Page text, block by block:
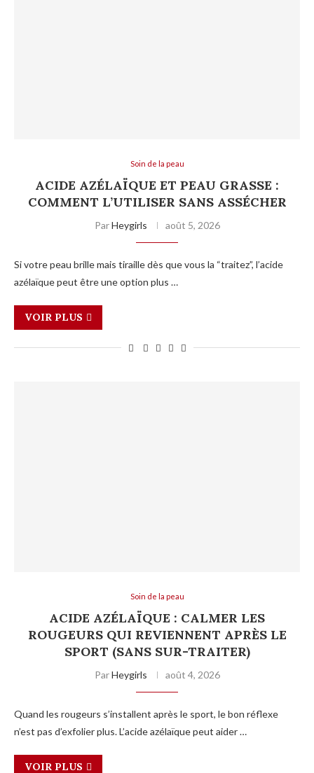
Soin de la peau
ACIDE AZÉLAÏQUE ET PEAU GRASSE :
COMMENT L’UTILISER SANS ASSÉCHER
ParHeygirls août 5, 2026
Si votre peau brille mais tiraille dès que vous la “traitez”, l’acide
azélaïque peut être une option plus …
VOIR PLUS
Soin de la peau
ACIDE AZÉLAÏQUE : CALMER LES
ROUGEURS QUI REVIENNENT APRÈS LE
SPORT (SANS SUR-TRAITER)
ParHeygirls août 4, 2026
Quand les rougeurs s’installent après le sport, le bon réflexe
n’est pas d’exfolier plus. L’acide azélaïque peut aider …
VOIR PLUS